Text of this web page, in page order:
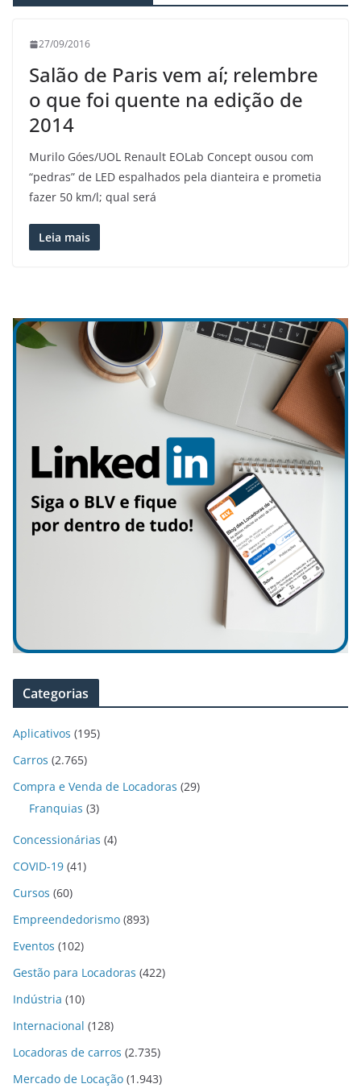
27/09/2016
Salão de Paris vem aí; relembre
o que foi quente na edição de
2014
Murilo Góes/UOL Renault EOLab Concept ousou com
“pedras” de LED espalhados pela dianteira e prometia
fazer 50 km/l; qual será
Leia mais
Categorias
Aplicativos (195)
Carros (2.765)
Compra e Venda de Locadoras (29)
Franquias (3)
Concessionárias (4)
COVID-19 (41)
Cursos (60)
Empreendedorismo (893)
Eventos (102)
Gestão para Locadoras (422)
Indústria (10)
Internacional (128)
Locadoras de carros (2.735)
Mercado de Locação (1.943)